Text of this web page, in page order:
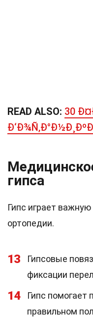
READ ALSO: 30
гипса
Гипс играет
ортопедии.
13
Гипсовые
фиксации
14
Гипс помогает
правильном